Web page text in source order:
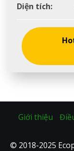
Diện tích:
Giới thiệu
© 2018-2025